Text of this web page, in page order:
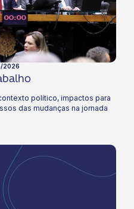
2026
político, impactos para
das mudanças na jornada